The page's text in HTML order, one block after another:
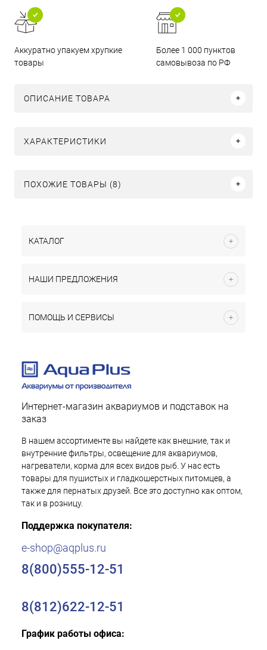
Аккуратно упакуем хрупкие
товары
Более 1 000 пунктов
самовывоза по РФ
ОПИСАНИЕ ТОВАРА
ХАРАКТЕРИСТИКИ
ПОХОЖИЕ ТОВАРЫ (8)
КАТАЛОГ
НАШИ ПРЕДЛОЖЕНИЯ
ПОМОЩЬ И СЕРВИСЫ
Интернет-магазин аквариумов и подставок на
заказ
В нашем ассортименте вы найдете как внешние, так и
внутренние фильтры, освещение для аквариумов,
нагреватели, корма для всех видов рыб. У нас есть
товары для пушистых и гладкошерстных питомцев, а
также для пернатых друзей. Все это доступно как оптом,
так и в розницу.
Поддержка покупателя:
e-shop@aqplus.ru
8(800)555-12-51
8(812)622-12-51
График работы офиса: